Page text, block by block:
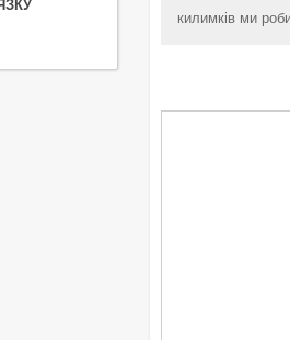
килимків ми